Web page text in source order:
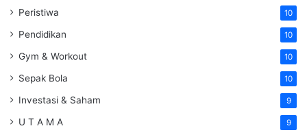
Peristiwa 10
Pendidikan 10
Gym & Workout 10
Sepak Bola 10
Investasi & Saham 9
U T A M A 9